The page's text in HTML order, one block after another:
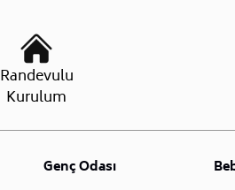
Randevulu
Kurulum
Genç Odası